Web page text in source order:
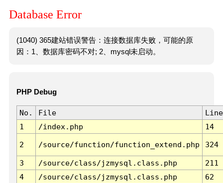
Database Error
(1040) 365建站错误警告：连接数据库失败，可能的原
因：1、数据库密码不对; 2、mysql未启动。
PHP Debug
No. File
Line
1
/index.php 14
2 /source/function/function_extend.php 324
3 /source/class/jzmysql.class.php
211
4
/source/class/jzmysql.class.php
62